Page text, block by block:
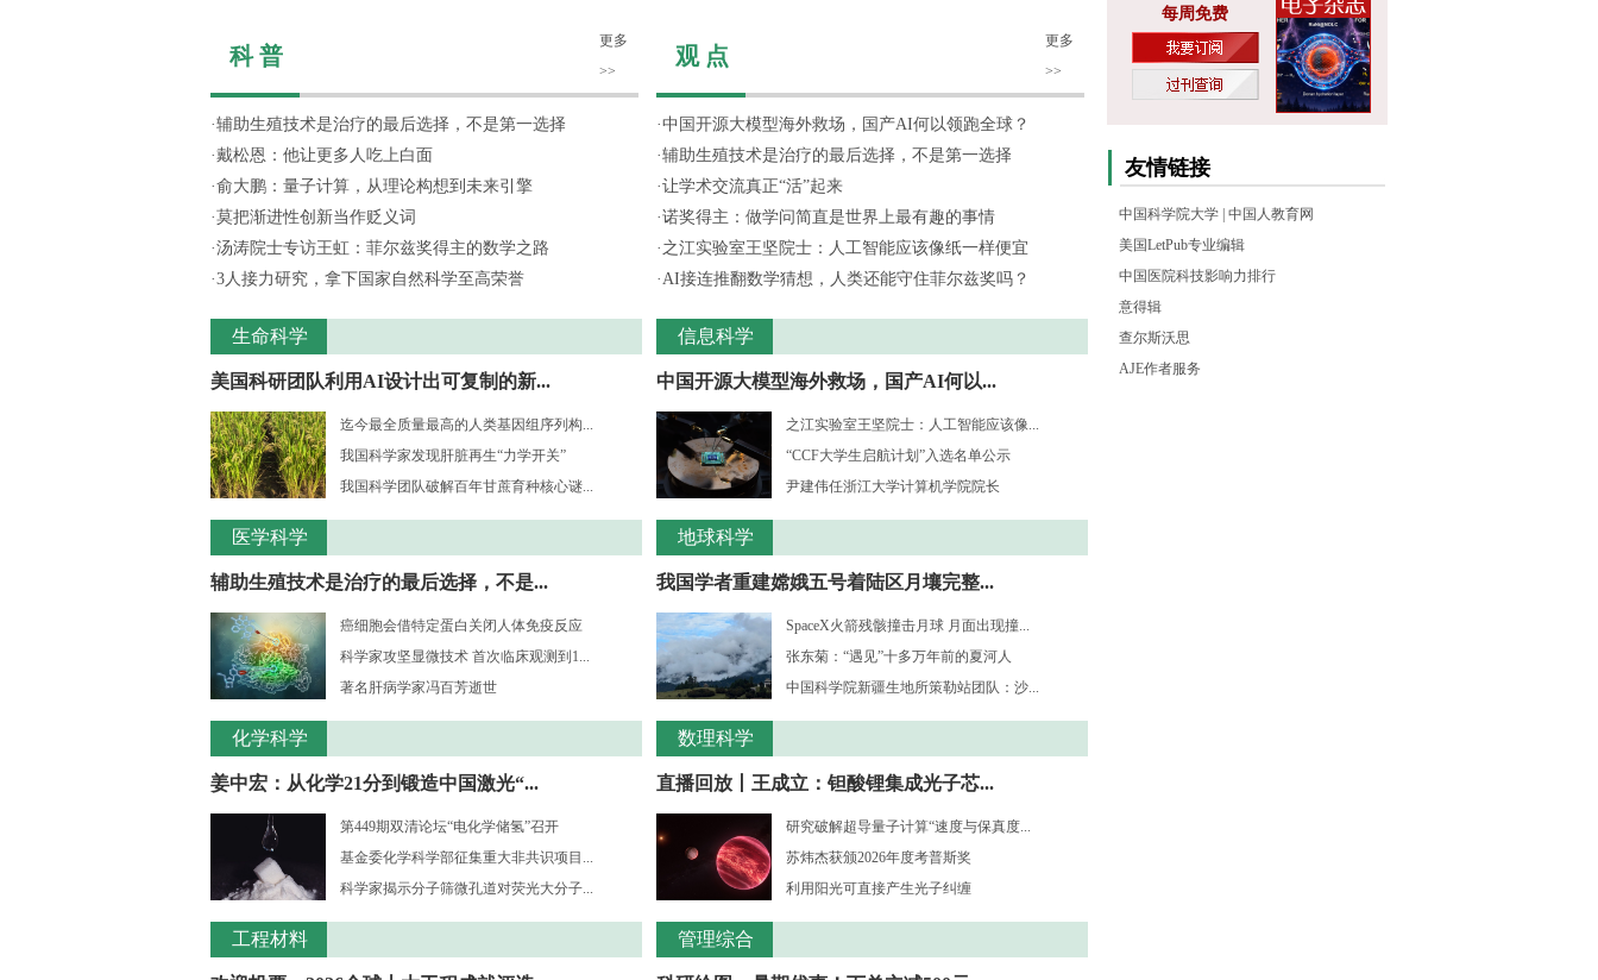
科 普
更多
>>
·辅助生殖技术是治疗的最后选择，不是第一选择
·戴松恩：他让更多人吃上白面
·俞大鹏：量子计算，从理论构想到未来引擎
·莫把渐进性创新当作贬义词
·汤涛院士专访王虹：菲尔兹奖得主的数学之路
·3人接力研究，拿下国家自然科学至高荣誉
生命科学
美国科研团队利用AI设计出可复制的新...
迄今最全质量最高的人类基因组序列构...
我国科学家发现肝脏再生“力学开关”
我国科学团队破解百年甘蔗育种核心谜...
医学科学
辅助生殖技术是治疗的最后选择，不是...
癌细胞会借特定蛋白关闭人体免疫反应
科学家攻坚显微技术 首次临床观测到1...
著名肝病学家冯百芳逝世
化学科学
姜中宏：从化学21分到锻造中国激光“...
第449期双清论坛“电化学储氢”召开
基金委化学科学部征集重大非共识项目...
科学家揭示分子筛微孔道对荧光大分子...
工程材料
观 点
更多
>>
·中国开源大模型海外救场，国产AI何以领跑全球？
·辅助生殖技术是治疗的最后选择，不是第一选择
·让学术交流真正“活”起来
·诺奖得主：做学问简直是世界上最有趣的事情
· 之江实验室王坚院士：人工智能应该像纸一样便宜
·AI接连推翻数学猜想，人类还能守住菲尔兹奖吗？
信息科学
中国开源大模型海外救场，国产AI何以...
之江实验室王坚院士：人工智能应该像...
“CCF大学生启航计划”入选名单公示
尹建伟任浙江大学计算机学院院长
地球科学
我国学者重建嫦娥五号着陆区月壤完整...
SpaceX火箭残骸撞击月球 月面出现撞...
张东菊：“遇见”十多万年前的夏河人
中国科学院新疆生地所策勒站团队：沙...
数理科学
直播回放丨王成立：钽酸锂集成光子芯...
研究破解超导量子计算“速度与保真度...
苏炜杰获颁2026年度考普斯奖
利用阳光可直接产生光子纠缠
管理综合
每周免费
友情链接
中国科学院大学 中国人教育网
美国LetPub专业编辑
中国医院科技影响力排行
意得辑
查尔斯沃思
AJE作者服务